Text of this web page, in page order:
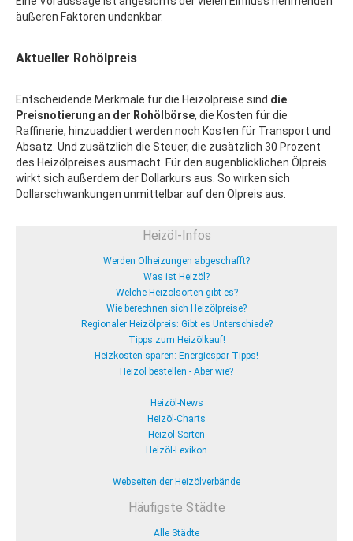
äußeren Faktoren undenkbar.
Aktueller Rohölpreis
Entscheidende Merkmale für die Heizölpreise sind die
Preisnotierung an der Rohölbörse, die Kosten für die
Raffinerie, hinzuaddiert werden noch Kosten für Transport und
Absatz. Und zusätzlich die Steuer, die zusätzlich 30 Prozent
des Heizölpreises ausmacht. Für den augenblicklichen Ölpreis
wirkt sich außerdem der Dollarkurs aus. So wirken sich
Dollarschwankungen unmittelbar auf den Ölpreis aus.
Heizöl-Infos
Werden Ölheizungen abgeschafft?
Was ist Heizöl?
Welche Heizölsorten gibt es?
Wie berechnen sich Heizölpreise?
Regionaler Heizölpreis: Gibt es Unterschiede?
Tipps zum Heizölkauf!
Heizkosten sparen: Energiespar-Tipps!
Heizöl bestellen - Aber wie?
Heizöl-News
Heizöl-Charts
Heizöl-Sorten
Heizöl-Lexikon
Webseiten der Heizölverbände
Häufigste Städte
Alle Städte